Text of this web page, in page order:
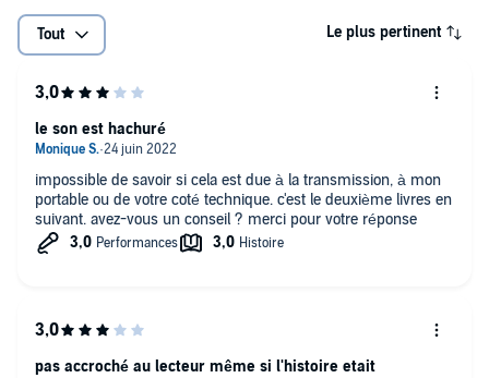
Tout Le plus pertinent
impossible de savoir si cela est due à la transmission, à mon
portable ou de votre coté technique. c'est le deuxième livres en
suivant. avez-vous un conseil ? merci pour votre réponse
le son est hachuré
pas accroché au lecteur même si l'histoire etait